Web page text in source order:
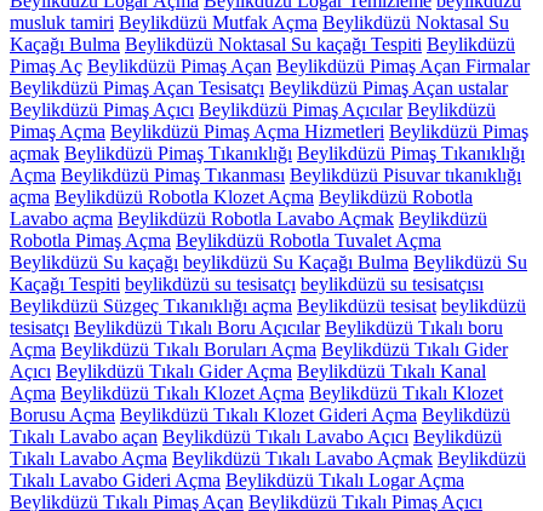
musluk tamiri Beylikdüzü Mutfak Açma Beylikdüzü Noktasal Su
Kaçağı Bulma Beylikdüzü Noktasal Su kaçağı Tespiti Beylikdüzü
Pimaş Aç Beylikdüzü Pimaş Açan Beylikdüzü Pimaş Açan Firmalar
Beylikdüzü Pimaş Açan Tesisatçı Beylikdüzü Pimaş Açan ustalar
Beylikdüzü Pimaş Açıcı Beylikdüzü Pimaş Açıcılar Beylikdüzü
Pimaş Açma Beylikdüzü Pimaş Açma Hizmetleri Beylikdüzü Pimaş
açmak Beylikdüzü Pimaş Tıkanıklığı Beylikdüzü Pimaş Tıkanıklığı
Açma Beylikdüzü Pimaş Tıkanması Beylikdüzü Pisuvar tıkanıklığı
açma Beylikdüzü Robotla Klozet Açma Beylikdüzü Robotla
Lavabo açma Beylikdüzü Robotla Lavabo Açmak Beylikdüzü
Robotla Pimaş Açma Beylikdüzü Robotla Tuvalet Açma
Beylikdüzü Su kaçağı beylikdüzü Su Kaçağı Bulma Beylikdüzü Su
Kaçağı Tespiti beylikdüzü su tesisatçı beylikdüzü su tesisatçısı
Beylikdüzü Süzgeç Tıkanıklığı açma Beylikdüzü tesisat beylikdüzü
tesisatçı Beylikdüzü Tıkalı Boru Açıcılar Beylikdüzü Tıkalı boru
Açma Beylikdüzü Tıkalı Boruları Açma Beylikdüzü Tıkalı Gider
Açıcı Beylikdüzü Tıkalı Gider Açma Beylikdüzü Tıkalı Kanal
Açma Beylikdüzü Tıkalı Klozet Açma Beylikdüzü Tıkalı Klozet
Borusu Açma Beylikdüzü Tıkalı Klozet Gideri Açma Beylikdüzü
Tıkalı Lavabo açan Beylikdüzü Tıkalı Lavabo Açıcı Beylikdüzü
Tıkalı Lavabo Açma Beylikdüzü Tıkalı Lavabo Açmak Beylikdüzü
Tıkalı Lavabo Gideri Açma Beylikdüzü Tıkalı Logar Açma
Beylikdüzü Tıkalı Pimaş Açan Beylikdüzü Tıkalı Pimaş Açıcı